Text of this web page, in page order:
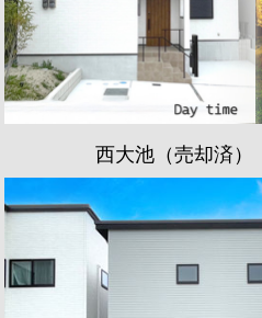
西大池（売却済